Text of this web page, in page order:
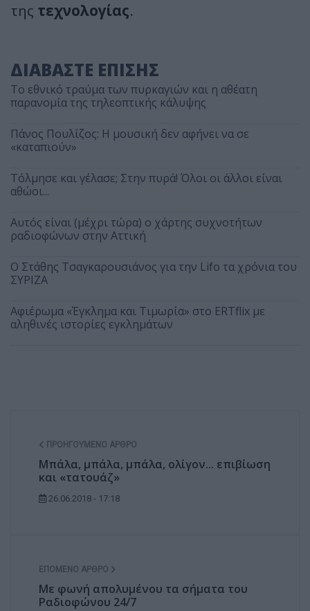
της τεχνολογίας.
ΔΙΑΒΑΣΤΕ ΕΠΙΣΗΣ
Το εθνικό τραύμα των πυρκαγιών και η αθέατη
παρανομία της τηλεοπτικής κάλυψης
Πάνος Πουλίζος: Η μουσική δεν αφήνει να σε
«καταπιούν»
Τόλμησε και γέλασε; Στην πυρά! Όλοι οι άλλοι είναι
αθώοι...
Αυτός είναι (μέχρι τώρα) ο χάρτης συχνοτήτων
ραδιοφώνων στην Αττική
Ο Στάθης Τσαγκαρουσιάνος για την Lifo τα χρόνια του
ΣΥΡΙΖΑ
Αφιέρωμα «Έγκλημα και Τιμωρία» στο ERTflix με
αληθινές ιστορίες εγκλημάτων
ΠΡΟΗΓΟΎΜΕΝΟ ΆΡΘΡΟ
Μπάλα, μπάλα, μπάλα, ολίγον... επιβίωση
και «τατουάζ»
26.06.2018 - 17:18
ΕΠΌΜΕΝΟ ΆΡΘΡΟ
Με φωνή απολυμένου τα σήματα του
Ραδιοφώνου 24/7